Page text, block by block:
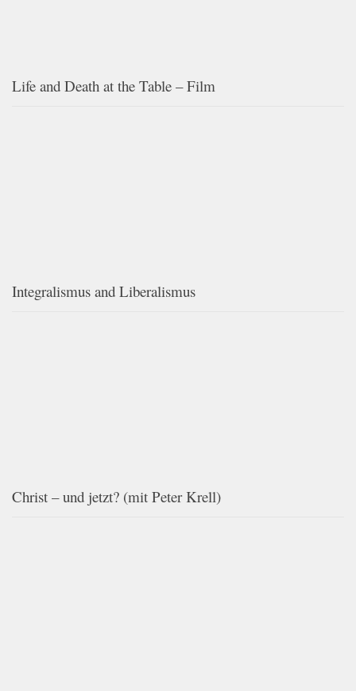
Life and Death at the Table – Film
Integralismus and Liberalismus
Christ – und jetzt? (mit Peter Krell)